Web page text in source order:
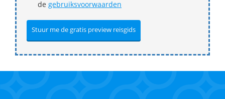
de gebruiksvoorwaarden